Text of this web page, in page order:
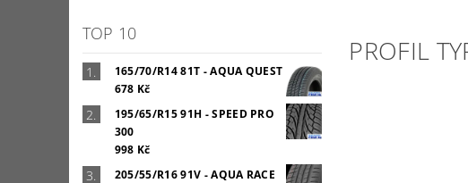
TOP 10
165/70/R14 81T - AQUA QUEST
678 Kč
195/65/R15 91H - SPEED PRO
300
998 Kč
205/55/R16 91V - AQUA RACE
PROFIL